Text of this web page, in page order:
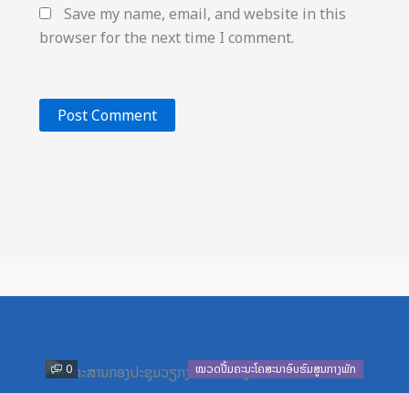
Save my name, email, and website in this
browser for the next time I comment.
0 ໝວດປື້ມຄະນະໂຄສະນາອົບຮົມສູນກາງພັກ
Previous
Next